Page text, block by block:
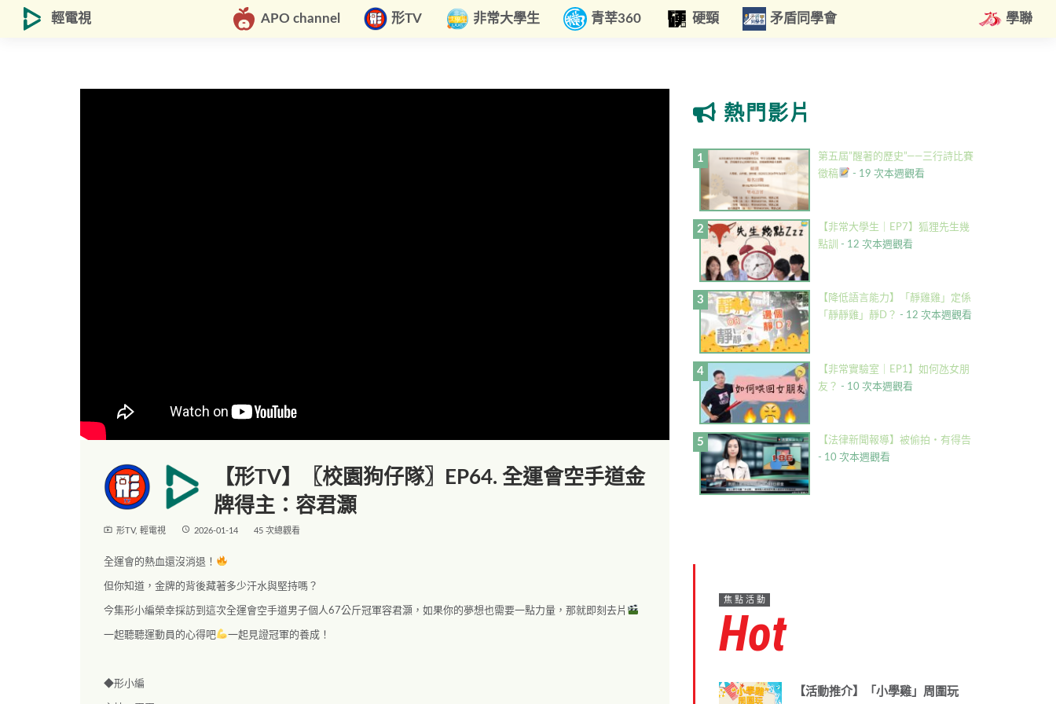
輕電視 APO channel 形TV 非常大學生 青莘360 硬頸 矛盾同學會 學聯
【形TV】〖校園狗仔隊〗EP64. 全運會空手道金
牌得主：容君灝
live_tv 形TV, 輕電視 access_time 2026-01-14 45 次總觀看
全運會的熱血還沒消退！
但你知道，金牌的背後藏著多少汗水與堅持嗎？
今集形小編榮幸採訪到這次全運會空手道男子個人67公斤冠軍容君灝，如果你的夢想也需要一點力量，那就即刻去片
一起聽聽運動員的心得吧 一起見證冠軍的養成！
◆形小編
熱門影片
第五屆”醒著的歷史”——三行詩比賽
徵稿
- 19 次本週觀看
【非常大學生｜EP7】狐狸先生幾
點訓 - 12 次本週觀看
【降低語言能力】「靜雞雞」定係
「靜靜雞」靜D？ - 12 次本週觀看
【非常實驗室｜EP1】如何氹女朋
友？ - 10 次本週觀看
【法律新聞報導】被偷拍・有得告
- 10 次本週觀看
焦點活動
Hot
【活動推介】「小學雞」周圍玩